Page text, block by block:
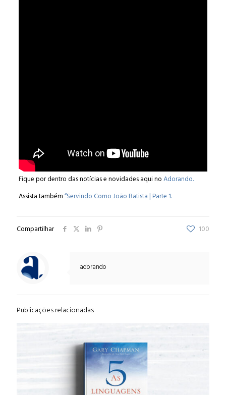
Fique por dentro das notícias e novidades aqui noAdorando.
Assista também“Servindo Como João Batista | Parte 1.
Compartilhar 100
adorando
Publicações relacionadas